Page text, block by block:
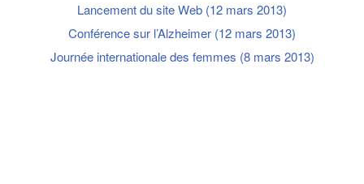
Lancement du site Web (12 mars 2013)
Conférence sur l’Alzheimer (12 mars 2013)
Journée internationale des femmes (8 mars 2013)